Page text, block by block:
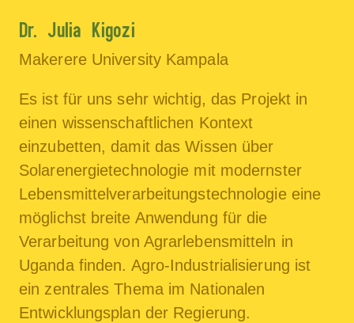
Dr. Julia Kigozi
Makerere University Kampala
Es ist für uns sehr wichtig, das Projekt in
einen wissenschaftlichen Kontext
einzubetten, damit das Wissen über
Solarenergietechnologie mit modernster
Lebensmittelverarbeitungstechnologie eine
möglichst breite Anwendung für die
Verarbeitung von Agrarlebensmitteln in
Uganda finden. Agro-Industrialisierung ist
ein zentrales Thema im Nationalen
Entwicklungsplan der Regierung.